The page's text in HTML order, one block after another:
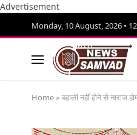
Advertisement
Monday, 10 August, 2026 •
Home » बहाली नहीं होने से नाराज